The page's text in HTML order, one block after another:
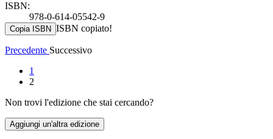
ISBN:
978-0-614-05542-9
Copia ISBN ISBN copiato!
Precedente Successivo
1
2
Non trovi l'edizione che stai cercando?
Aggiungi un'altra edizione